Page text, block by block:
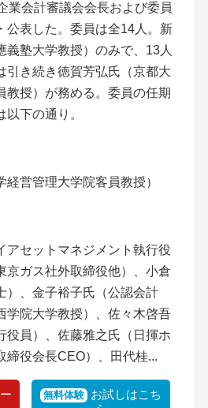
業会計審議会会長および委員
公表した。委員は全14人。新
義塾大学教授）のみで、13人
引き続き徳賀芳弘氏（京都大
教授）が務める。委員の任期
下の通り。
営管理大学院客員教授）
アセットマネジメント執行役
京ガス社外取締役他）、小倉
）、金子裕子氏（公認会計
学院大学教授）、佐々木啓吾
役員）、佐藤雅之氏（日揮ホ
締役会長CEO）、田代桂...
無料体験 お試しはこち